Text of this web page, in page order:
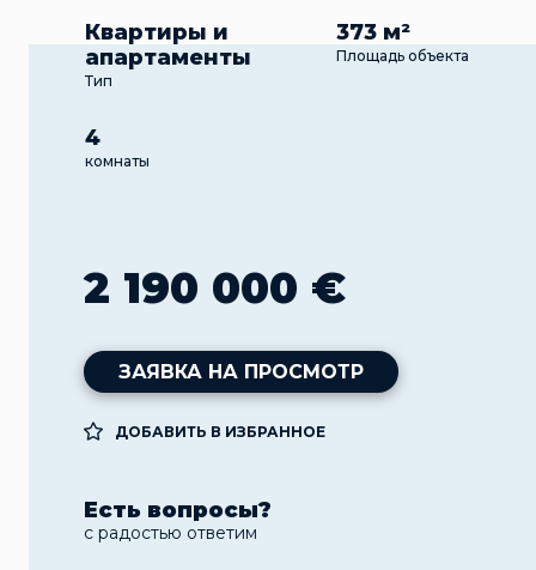
Квартиры и
апартаменты
Тип
373 м²
Площадь объекта
4
комнаты
2 190 000 €
ЗАЯВКА НА ПРОСМОТР
ДОБАВИТЬ В ИЗБРАННОЕ
Есть вопросы?
с радостью ответим